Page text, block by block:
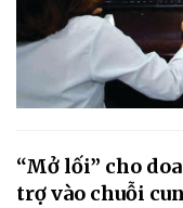
“Mở lối” cho
trợ vào chuỗi